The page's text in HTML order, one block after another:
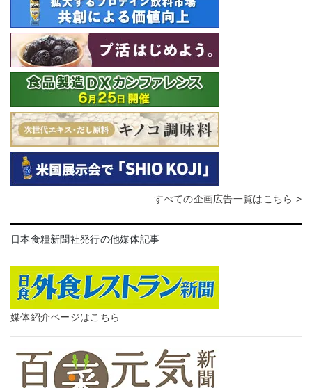
すべての企画広告一覧はこちら >
日本食糧新聞社発行の他媒体記事
媒体紹介ページはこちら